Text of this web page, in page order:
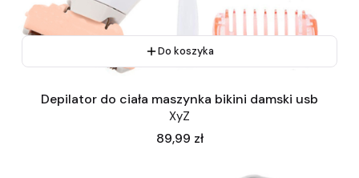
Do koszyka
Depilator do ciała maszynka bikini damski usb
XyZ
Cena
89,99 zł